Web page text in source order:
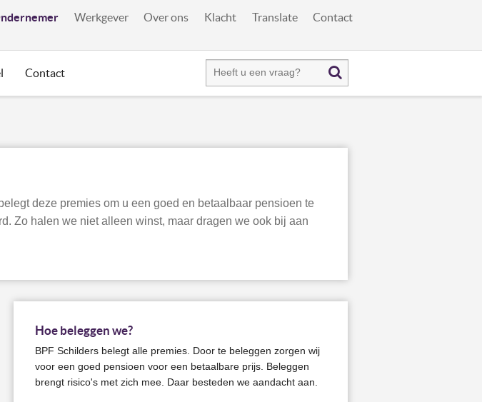
Werkgever Over ons Klacht Translate Contact
Contact
deze premies om u een goed en betaalbaar pensioen te
Zo halen we niet alleen winst, maar dragen we ook bij aan
Hoe beleggen we?
BPF Schilders belegt alle premies. Door te beleggen zorgen wij
voor een goed pensioen voor een betaalbare prijs. Beleggen
brengt risico's met zich mee. Daar besteden we aandacht aan.